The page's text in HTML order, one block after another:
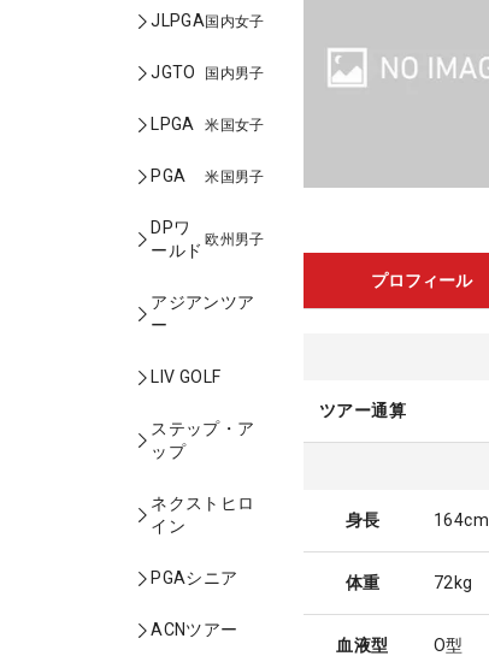
JLPGA国内女子
JGTO 国内男子
LPGA 米国女子
PGA 米国男子
DPワ
ールド
欧州男子
アジアンツア
ー
LIV GOLF
ステップ・ア
ップ
ネクストヒロ
イン
PGAシニア
ACNツアー
プロフィール
ツアー通算
身長 164cm
体重 72kg
血液型 O型